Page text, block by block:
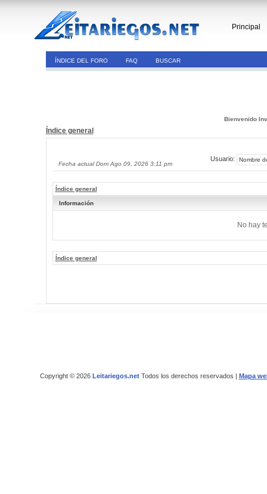
Principal
ÍNDICE DEL FORO FAQ BUSCAR
Bienvenido
Índice general
Fecha actual Dom Ago 09, 2026 3:11 pm
Usuario:
Índice general
Información
No hay
Índice general
Copyright © 2026 Leitariegos.netTodos los derechos reservados | Mapa